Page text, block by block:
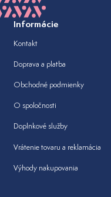
Informácie
Kontakt
Doprava a platba
Obchodné podmienky
O spoločnosti
Doplnkové služby
Vrátenie tovaru a reklamácia
Výhody nakupovania